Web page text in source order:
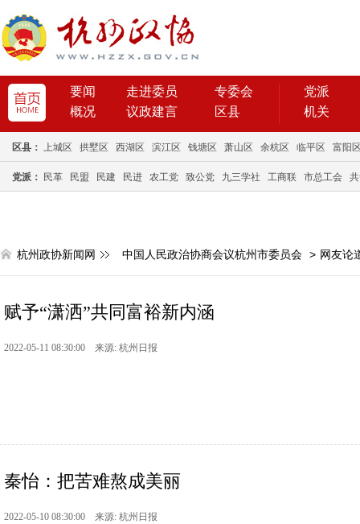
要闻 走进委员
专委会
概况
议政建言 区县
党派
机关
区县： 上城区 拱墅区 西湖区 滨江区 钱塘区 萧山区 余杭区 临平区 富阳
党派： 民革 民盟 民建 民进 农工党 致公党 九三学社 工商联 市总工会
杭州政协新闻网 中国人民政治协商会议杭州市委员会 > 网友论
赋予“潇洒”共同富裕新内涵
2022-05-11 08:30:00 来源: 杭州日报
秦怡：把苦难熬成美丽
2022-05-10 08:30:00 来源: 杭州日报